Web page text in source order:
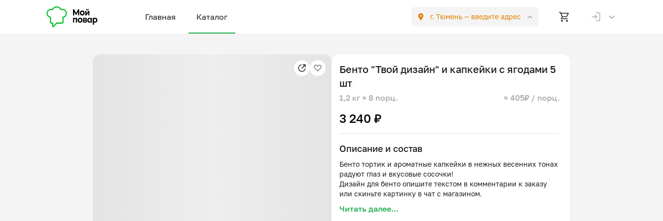
Главная Каталог г. Тюмень — введите адрес
Бенто "Твой дизайн" и капкейки с ягодами 5
шт
1,2 кг ≈ 8 порц. ≈ 405₽ / порц.
3 240 ₽
Описание и состав
Бенто тортик и ароматные капкейки в нежных весенних тонах
радуют глаз и вкусовые сосочки!
Дизайн для бенто опишите текстом в комментарии к заказу
или скиньте картинку в чат с магазином.
Капкейки - ванильные с клубникой.
Читать далее...